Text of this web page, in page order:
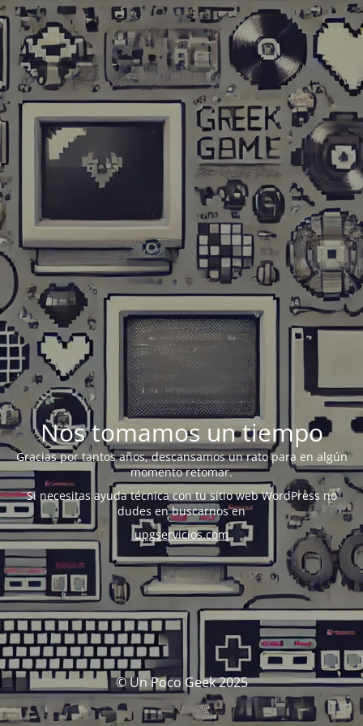
Nos tomamos un tiempo
Gracias por tantos años, descansamos un rato para en algún
momento retomar.
Si necesitas ayuda técnica con tu sitio web WordPress no
dudes en buscarnos en
upgservicios.com
© Un Poco Geek 2025